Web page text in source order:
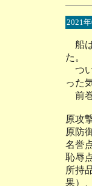
2021
船は
た。
つい
った
前巻
原攻
原防
名
恥
所持
果）